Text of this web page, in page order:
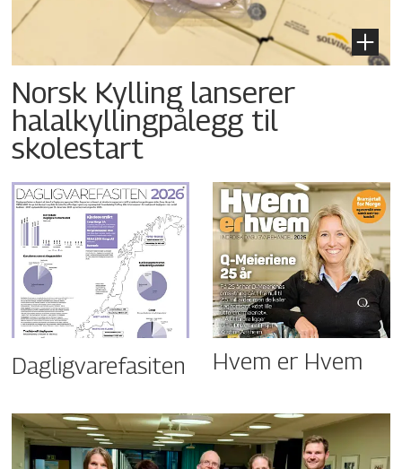
Norsk Kylling lanserer
halalkyllingpålegg til
skolestart
Dagligvarefasiten Hvem er Hvem